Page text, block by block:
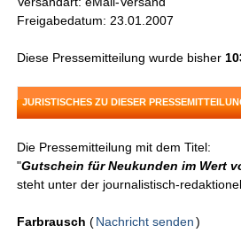
Freigabedatum: 23.01.2007
Diese Pressemitteilung wurde bisher
JURISTISCHES ZU DIESER
Die Pressemitteilung mit dem Titel:
"Gutschein für Neukunden im Wert
steht unter der journalistisch-
Farbrausch (Nachricht senden )